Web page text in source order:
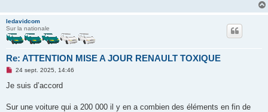
ledavidcom
Sur la nationale
Re: ATTENTION MISE A JOUR RENAULT TOXIQUE
M
s
g
24 sept. 2025, 14:46
Je suis d’accord
Sur une voiture qui a 200 000 il y en a combien des éléments en fin de